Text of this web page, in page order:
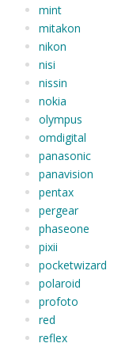
mint
mitakon
nikon
nisi
nissin
nokia
olympus
omdigital
panasonic
panavision
pentax
pergear
phaseone
pixii
pocketwizard
polaroid
profoto
red
reflex